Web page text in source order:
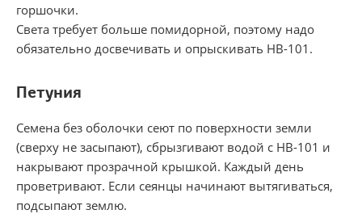
горшочки.
Света требует больше помидорной, поэтому надо
обязательно досвечивать и опрыскивать НВ-101.
Петуния
Семена без оболочки сеют по поверхности земли
(сверху не засыпают), сбрызгивают водой с НВ-101 и
накрывают прозрачной крышкой. Каждый день
проветривают. Если сеянцы начинают вытягиваться,
подсыпают землю.